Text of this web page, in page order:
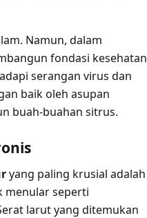
Namun, dalam
fondasi kesehatan
serangan virus dan
baik oleh asupan
buah-buahan sitrus.
yang paling krusial adalah
menular seperti
larut yang ditemukan